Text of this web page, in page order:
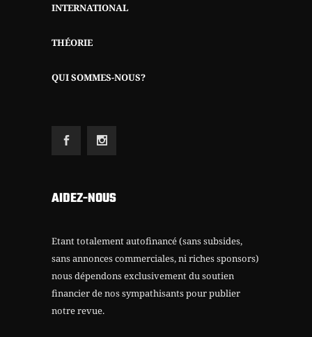
INTERNATIONAL
THÉORIE
QUI SOMMES-NOUS?
AIDEZ-NOUS
Etant totalement autofinancé (sans subsides,
sans annonces commerciales, ni riches sponsors)
nous dépendons exclusivement du soutien
financier de nos sympathisants pour publier
notre revue.